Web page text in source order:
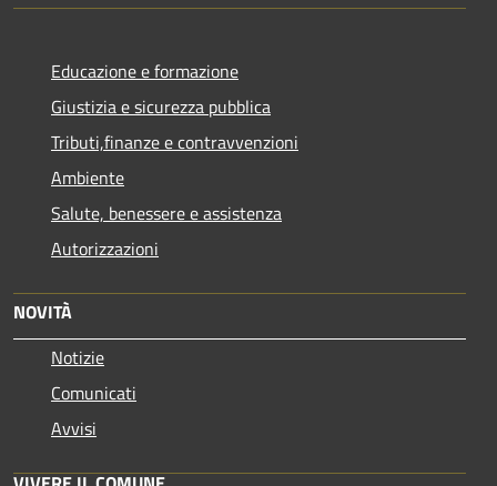
Educazione e formazione
Giustizia e sicurezza pubblica
Tributi,finanze e contravvenzioni
Ambiente
Salute, benessere e assistenza
Autorizzazioni
NOVITÀ
Notizie
Comunicati
Avvisi